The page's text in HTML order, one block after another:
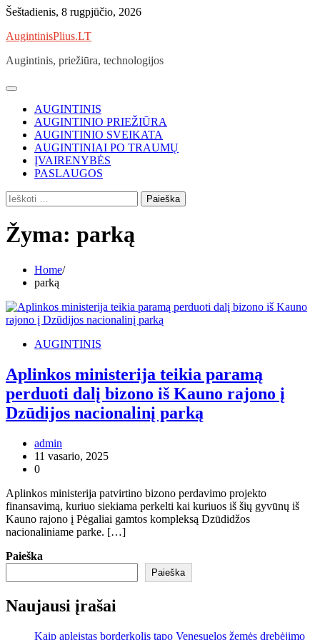
Skip
content
Šeštadienis, 8 rugpjūčio, 2026
AugintinisPlius.LT
Augintinis, priežiūra, technologijos
AUGINTINIS
AUGINTINIO PRIEŽIŪRA
AUGINTINIO SVEIKATA
AUGINTINIAI PO TRAUMŲ
ĮVAIRENYBĖS
PASLAUGOS
Ieškoti:
Žyma: parką
Home
parką
AUGINTINIS
Aplinkos ministerija teikia paramą
perduoti dalį bizono iš Kauno rajono į
Dzūdijos nacionalinį parką
admin
11 vasario, 2025
0
Aplinkos ministerija patvirtino bizono perdavimo projekto
finansavimą, kuriuo siekiama perkelti kai kuriuos iš šių gyvūnų iš
Kauno rajono į Pėgaliai gamtos kompleksą Dzūdidžos
nacionaliniame parke. […]
Paieška
Paieška
Naujausi įrašai
Kaip apleistas borderkolis tapo Venesuelos žemės drebėjimo